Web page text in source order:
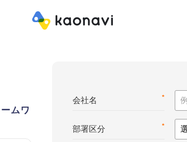
ムワ
*
会社名
*
部署区分